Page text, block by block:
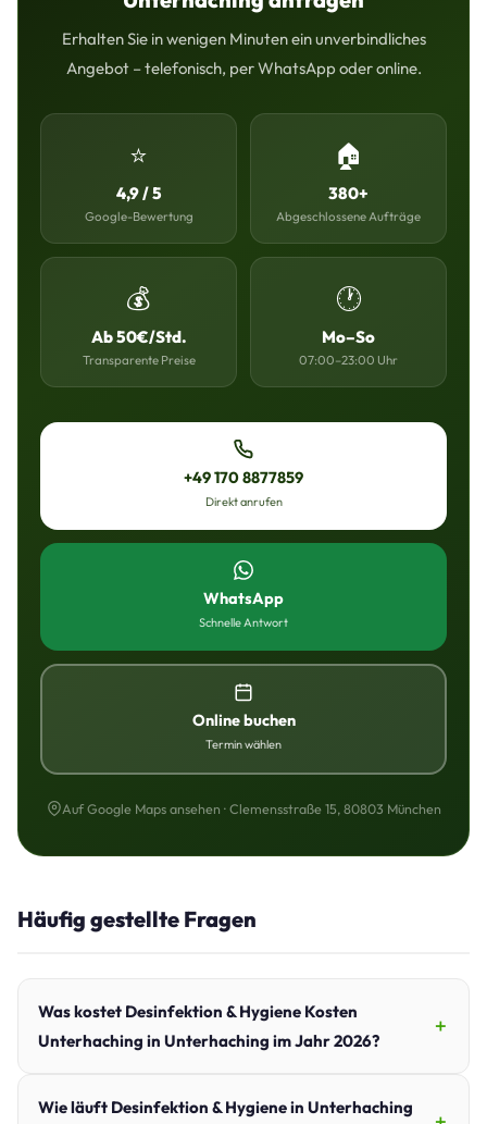
Erhalten Sie in wenigen Minuten ein unverbindliches
Angebot – telefonisch, per WhatsApp oder online.
⭐
4,9 / 5
Google-Bewertung
🏠
380+
Abgeschlossene Aufträge
💰
Ab 50€/Std.
Transparente Preise
🕐
Mo–So
07:00–23:00 Uhr
+49 170 8877859
Direkt anrufen
WhatsApp
Schnelle Antwort
Online buchen
Termin wählen
Auf Google Maps ansehen · Clemensstraße 15, 80803 München
Häufig gestellte Fragen
Was kostet Desinfektion & Hygiene Kosten
Unterhaching in Unterhaching im Jahr 2026?
Wie läuft Desinfektion & Hygiene in Unterhaching